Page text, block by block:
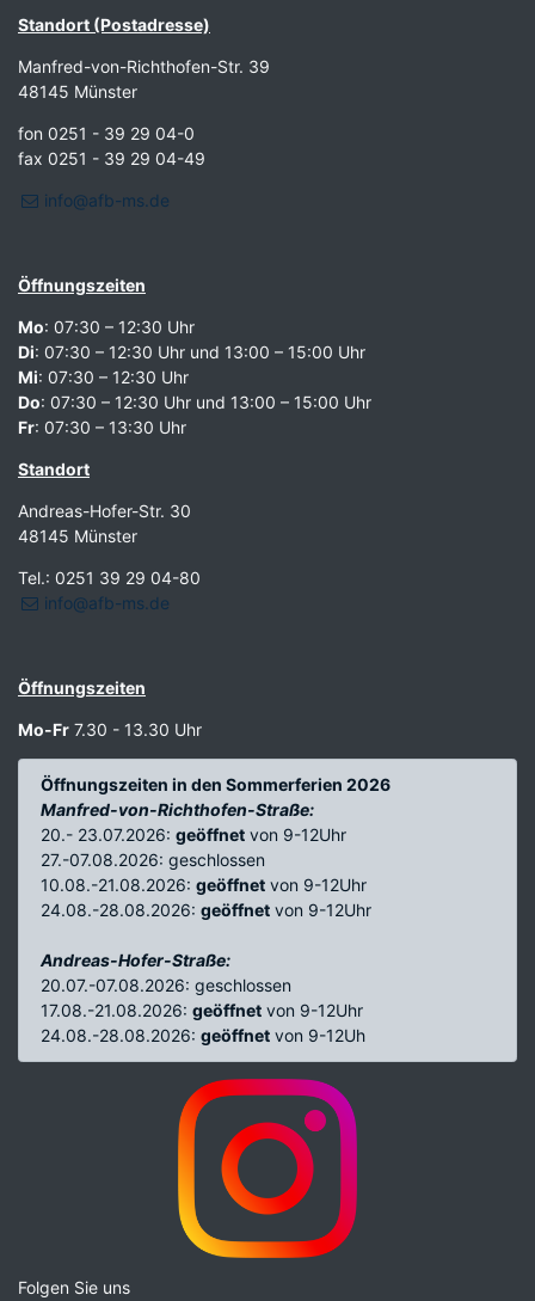
Standort (Postadresse)
Manfred-von-Richthofen-Str. 39
48145 Münster
fon 0251 - 39 29 04-0
fax 0251 - 39 29 04-49
info@afb-ms.de
Öffnungszeiten
Mo: 07:30 – 12:30 Uhr
Di: 07:30 – 12:30 Uhr und 13:00 – 15:00 Uhr
Mi: 07:30 – 12:30 Uhr
Do: 07:30 – 12:30 Uhr und 13:00 – 15:00 Uhr
Fr: 07:30 – 13:30 Uhr
Standort
Andreas-Hofer-Str. 30
48145 Münster
Tel.: 0251 39 29 04-80
info@afb-ms.de
Öffnungszeiten
Mo-Fr 7.30 - 13.30 Uhr
Öffnungszeiten in den Sommerferien 2026
Manfred-von-Richthofen-Straße:
20.- 23.07.2026: geöffnetvon 9-12Uhr
27.-07.08.2026: geschlossen
10.08.-21.08.2026: geöffnetvon 9-12Uhr
24.08.-28.08.2026: geöffnetvon 9-12Uhr
Andreas-Hofer-Straße:
20.07.-07.08.2026: geschlossen
17.08.-21.08.2026: geöffnetvon 9-12Uhr
24.08.-28.08.2026: geöffnetvon 9-12Uh
Folgen Sie uns